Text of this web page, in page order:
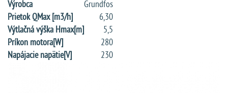
Výrobca
Grundfos
Prietok QMax [m3/h]
6,30
Výtlačná výška Hmax[m]
5,5
Príkon motora[W]
280
Napájacie napätie[V]
230